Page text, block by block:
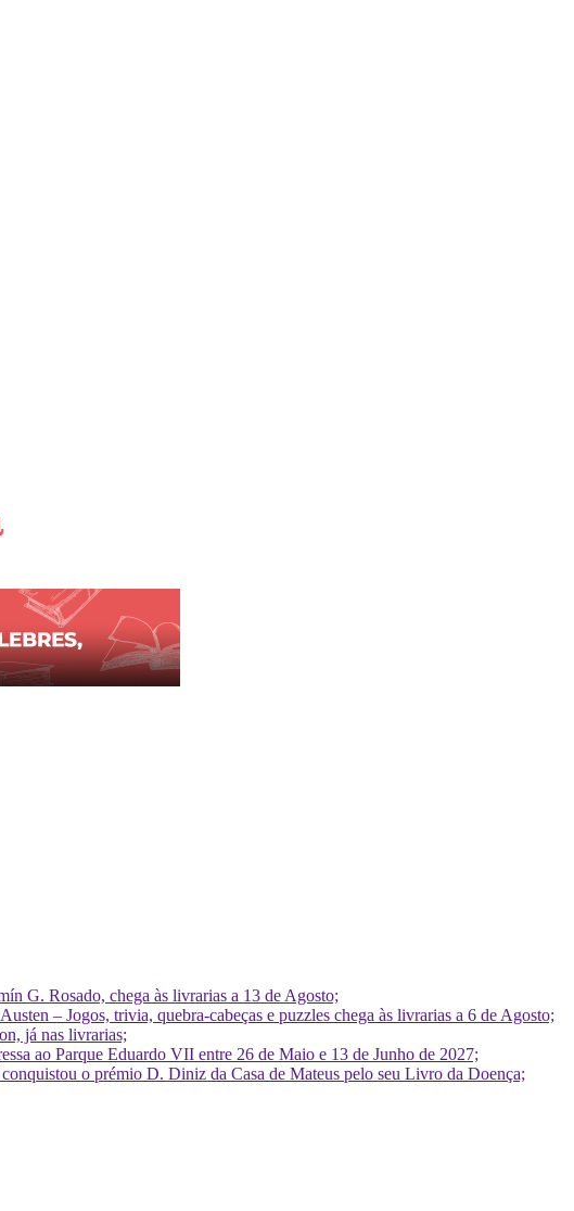
G. Rosado, chega às livrarias a 13 de Agosto;
– Jogos, trivia, quebra-cabeças e puzzles chega às livrarias a 6 de Agosto;
já nas livrarias;
ao Parque Eduardo VII entre 26 de Maio e 13 de Junho de 2027;
o prémio D. Diniz da Casa de Mateus pelo seu Livro da Doença;